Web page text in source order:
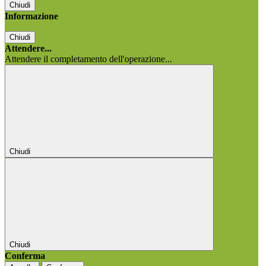
Chiudi
Informazione
Chiudi
Attendere...
Attendere il completamento dell'operazione...
Chiudi
Chiudi
Conferma